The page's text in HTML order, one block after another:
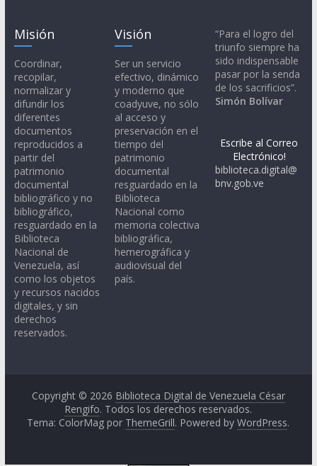
Misión
Coordinar,
recopilar,
normalizar y
difundir los
diferentes
documentos
reproducidos a
partir del
patrimonio
documental
bibliográfico y no
bibliográfico,
resguardado en la
Biblioteca
Nacional de
Venezuela, así
como los objetos
y recursos nacidos
digitales, y sin
derechos
reservados.
Visión
Ser un servicio
efectivo, dinámico
y moderno que
coadyuve, no sólo
al acceso y
preservación en el
tiempo del
patrimonio
documental
resguardado en la
Biblioteca
Nacional como
memoria colectiva
bibliográfica,
hemerográfica y
audiovisual del
país.
“Para el logro del
triunfo siempre ha
sido indispensable
pasar por la senda
de los sacrificios”.
Simón Bolívar
Escribe al Correo
Electrónico!
biblioteca.digital@
bnv.gob.ve
Copyright © 2026 Biblioteca Digital de Venezuela César
Rengifo. Todos los derechos reservados.
Tema: ColorMag por ThemeGrill. Powered byWordPress.